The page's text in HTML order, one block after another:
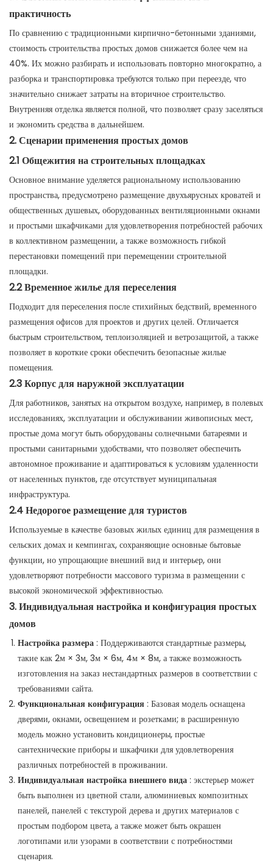
практичность
По сравнению с традиционными кирпично-бетонными зданиями,
стоимость строительства простых домов снижается более чем на
40%. Их можно разбирать и использовать повторно многократно, а
разборка и транспортировка требуются только при переезде, что
значительно снижает затраты на вторичное строительство.
Внутренняя отделка является полной, что позволяет сразу заселяться
и экономить средства в дальнейшем.
2. Сценарии применения простых домов
2.1 Общежития на строительных площадках
Основное внимание уделяется рациональному использованию
пространства, предусмотрено размещение двухъярусных кроватей и
общественных душевых, оборудованных вентиляционными окнами
и простыми шкафчиками для удовлетворения потребностей рабочих
в коллективном размещении, а также возможность гибкой
перестановки помещений при перемещении строительной
площадки.
2.2 Временное жилье для переселения
Подходит для переселения после стихийных бедствий, временного
размещения офисов для проектов и других целей. Отличается
быстрым строительством, теплоизоляцией и ветрозащитой, а также
позволяет в короткие сроки обеспечить безопасные жилые
помещения.
2.3 Корпус для наружной эксплуатации
Для работников, занятых на открытом воздухе, например, в полевых
исследованиях, эксплуатации и обслуживании живописных мест,
простые дома могут быть оборудованы солнечными батареями и
простыми санитарными удобствами, что позволяет обеспечить
автономное проживание и адаптироваться к условиям удаленности
от населенных пунктов, где отсутствует муниципальная
инфраструктура.
2.4 Недорогое размещение для туристов
Используемые в качестве базовых жилых единиц для размещения в
сельских домах и кемпингах, сохраняющие основные бытовые
функции, но упрощающие внешний вид и интерьер, они
удовлетворяют потребности массового туризма в размещении с
высокой экономической эффективностью.
3. Индивидуальная настройка и конфигурация простых
домов
Настройка размера : Поддерживаются стандартные размеры,
такие как 2м × 3м, 3м × 6м, 4м × 8м, а также возможность
изготовления на заказ нестандартных размеров в соответствии с
требованиями сайта.
Функциональная конфигурация : Базовая модель оснащена
дверями, окнами, освещением и розетками; в расширенную
модель можно установить кондиционеры, простые
сантехнические приборы и шкафчики для удовлетворения
различных потребностей в проживании.
Индивидуальная настройка внешнего вида : экстерьер может
быть выполнен из цветной стали, алюминиевых композитных
панелей, панелей с текстурой дерева и других материалов с
простым подбором цвета, а также может быть окрашен
логотипами или узорами в соответствии с потребностями
сценария.